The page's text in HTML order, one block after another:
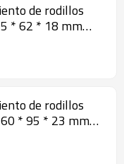
de rodillos
* 62 * 18 mm
de rodillos
* 95 * 23 mm